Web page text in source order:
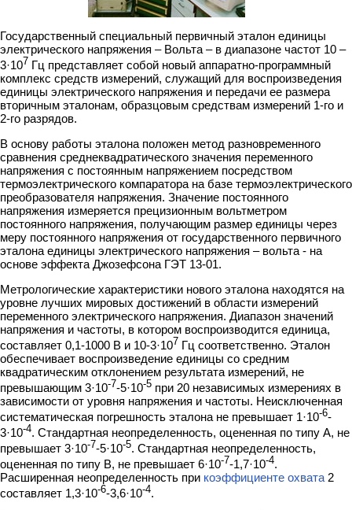
Государственный специальный первичный эталон единицы
электрического напряжения – Вольта – в диапазоне частот 10 –
3·107 Гц представляет собой новый аппаратно-программный
комплекс средств измерений, служащий для воспроизведения
единицы электрического напряжения и передачи ее размера
вторичным эталонам, образцовым средствам измерений 1-го и
2-го разрядов.
В основу работы эталона положен метод разновременного
сравнения среднеквадратического значения переменного
напряжения с постоянным напряжением посредством
термоэлектрического компаратора на базе термоэлектрического
преобразователя напряжения. Значение постоянного
напряжения измеряется прецизионным вольтметром
постоянного напряжения, получающим размер единицы через
меру постоянного напряжения от государственного первичного
эталона единицы электрического напряжения – вольта - на
основе эффекта Джозефсона ГЭТ 13-01.
Метрологические характеристики нового эталона находятся на
уровне лучших мировых достижений в области измерений
переменного электрического напряжения. Диапазон значений
напряжения и частоты, в котором воспроизводится единица,
составляет 0,1-1000 В и 10-3·107 Гц соответственно. Эталон
обеспечивает воспроизведение единицы со средним
квадратическим отклонением результата измерений, не
превышающим 3·10-7-5·10-5 при 20 независимых измерениях в
зависимости от уровня напряжения и частоты. Неисключенная
систематическая погрешность эталона не превышает 1·10-6-
3·10-4. Стандартная неопределенность, оцененная по типу А, не
превышает 3·10-7-5·10-5. Стандартная неопределенность,
оцененная по типу В, не превышает 6·10-7-1,7·10-4.
Расширенная неопределенность при коэффициенте охвата 2
составляет 1,3·10-6-3,6·10-4.